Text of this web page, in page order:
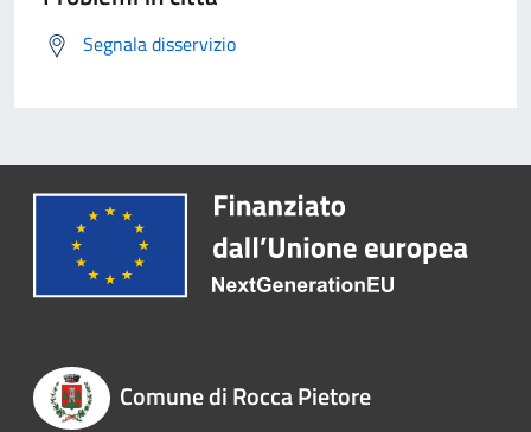
Segnala disservizio
Comune di Rocca Pietore